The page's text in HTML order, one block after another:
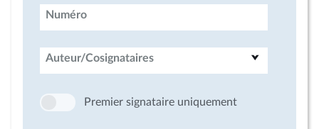
Numéro
Auteur/Cosignataires
Premier signataire uniquement